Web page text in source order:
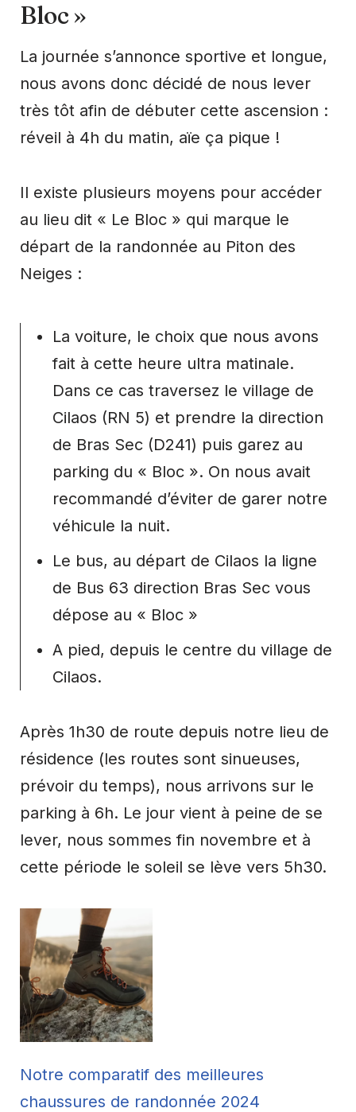
Bloc »
La journée s’annonce sportive et longue,
nous avons donc décidé de nous lever
très tôt afin de débuter cette ascension :
réveil à 4h du matin, aïe ça pique !
Il existe plusieurs moyens pour accéder
au lieu dit « Le Bloc » qui marque le
départ de la randonnée au Piton des
Neiges :
La voiture, le choix que nous avons
fait à cette heure ultra matinale.
Dans ce cas traversez le village de
Cilaos (RN 5) et prendre la direction
de Bras Sec (D241) puis garez au
parking du « Bloc ». On nous avait
recommandé d’éviter de garer notre
véhicule la nuit.
Le bus, au départ de Cilaos la ligne
de Bus 63 direction Bras Sec vous
dépose au « Bloc »
A pied, depuis le centre du village de
Cilaos.
Après 1h30 de route depuis notre lieu de
résidence (les routes sont sinueuses,
prévoir du temps), nous arrivons sur le
parking à 6h. Le jour vient à peine de se
lever, nous sommes fin novembre et à
cette période le soleil se lève vers 5h30.
Notre comparatif des meilleures
chaussures de randonnée 2024